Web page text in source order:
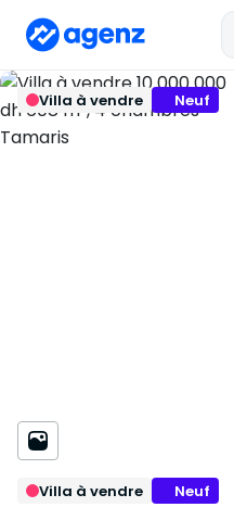
Retour
Immobilier Maroc
Dar Bouazza Villa
602769
Villa à vendre Neuf
Villa à vendre Neuf